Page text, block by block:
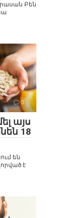
Բեն
0
այս
18
են
է